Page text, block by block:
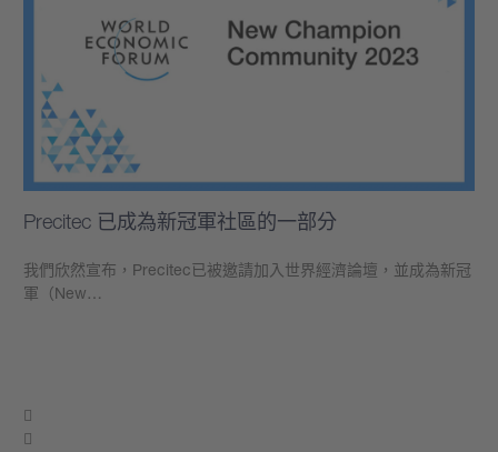
Precitec 已成為新冠軍社區的一部分
我們欣然宣布，Precitec已被邀請加入世界經濟論壇，並成為新冠
軍（New…